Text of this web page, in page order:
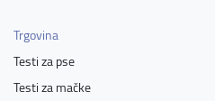
Trgovina
Testi za pse
Testi za mačke